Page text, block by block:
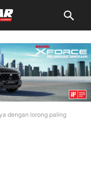
dengan lorong paling